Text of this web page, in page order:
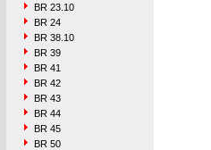
BR 23.10
BR 24
BR 38.10
BR 39
BR 41
BR 42
BR 43
BR 44
BR 45
BR 50